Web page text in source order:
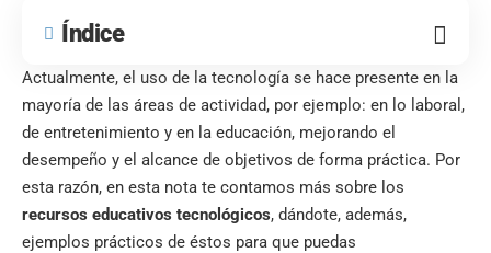
Índice
Actualmente, el uso de la tecnología se hace presente en la
mayoría de las áreas de actividad, por ejemplo: en lo laboral,
de entretenimiento y en la educación, mejorando el
desempeño y el alcance de objetivos de forma práctica. Por
esta razón, en esta nota te contamos más sobre los
recursos educativos tecnológicos, dándote, además,
ejemplos prácticos de éstos para que puedas